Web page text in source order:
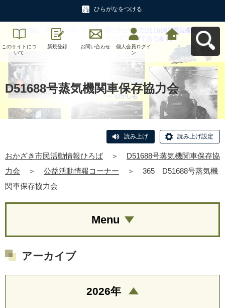
ひらがなをつける
このサイトにつ
いて
新規登録 お問い合わせ
個人会員ログイ
ン
おかざき市民活
動情報ひろばへ
戻る
D51688号蒸気機関車保存協力会
読み上げ 読み上げ設定
おかざき市民活動情報ひろば ＞
D51688号蒸気機関車保存協
力会
＞ 公益活動情報コーナー ＞
365 D51688号蒸気機
関車保存協力会
Menu
アーカイブ
2026年